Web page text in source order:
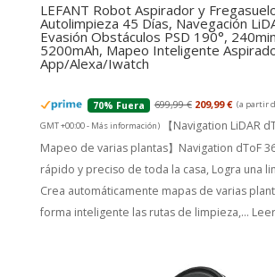
LEFANT Robot Aspirador y
Autolimpieza 45 Días, Navegación
Evasión Obstáculos PSD 190°,
5200mAh, Mapeo Inteligente
App/Alexa/Iwatch
70% Fuera 699,99 € 209,99 € (a partir
GMT +00:00 - Más información)
【Navigation LiDAR
Mapeo de varias plantas】Navigation dToF
rápido y preciso de toda la casa, Logra una
Crea automáticamente mapas de varias
forma inteligente las rutas de limpieza,...